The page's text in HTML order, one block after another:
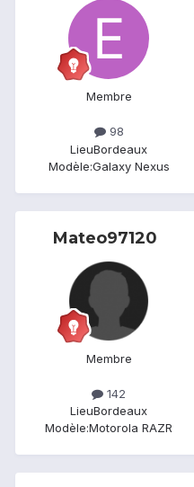
Membre
98
LieuBordeaux
Modèle:Galaxy Nexus
Mateo97120
Membre
142
LieuBordeaux
Modèle:Motorola RAZR